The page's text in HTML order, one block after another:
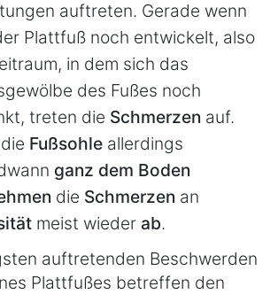
auftreten. Gerade wenn
Plattfuß noch entwickelt, also
in dem sich das
des Fußes noch
treten die Schmerzen auf.
Fußsohle allerdings
ganz dem Boden
die Schmerzen an
meist wieder ab.
auftretenden Beschwerden
Plattfußes betreffen den